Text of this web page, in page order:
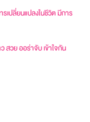
เปลี่ยนแปลงในชีวิต มีการ
สวย ออร่าจับ เข้าใจกัน